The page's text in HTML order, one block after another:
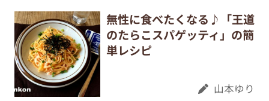
無性に食べたくなる♪「王道
のたらこスパゲッティ」の簡
単レシピ
山本ゆり